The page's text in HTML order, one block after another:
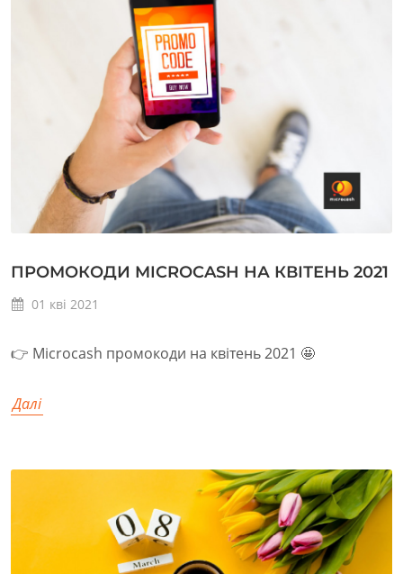
ПРОМОКОДИ MICROCASH НА КВІТЕНЬ 2021
01 кві 2021
👉 Microcash промокоди на квітень 2021 🤩
Далі